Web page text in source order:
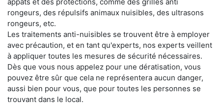
appâts et des protections, comme des grilles anti
rongeurs, des répulsifs animaux nuisibles, des ultrasons
rongeurs, etc.
Les traitements anti-nuisibles se trouvent être à employer
avec précaution, et en tant qu'experts, nos experts veillent
à appliquer toutes les mesures de sécurité nécessaires.
Dès que vous nous appelez pour une dératisation, vous
pouvez être sûr que cela ne représentera aucun danger,
aussi bien pour vous, que pour toutes les personnes se
trouvant dans le local.